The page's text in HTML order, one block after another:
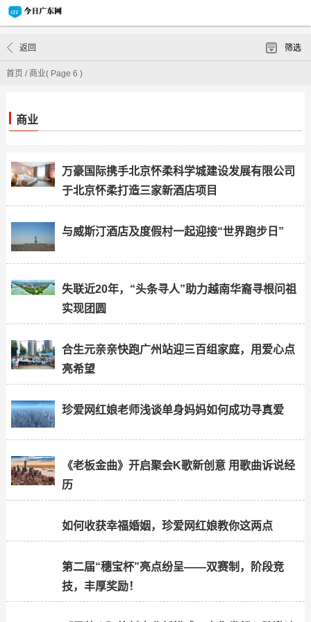
首页 / 商业( Page 6 )
返回 筛选
商业
万豪国际携手北京怀柔科学城建设发展有限公司
于北京怀柔打造三家新酒店项目
与威斯汀酒店及度假村一起迎接“世界跑步日”
失联近20年，“头条寻人”助力越南华裔寻根问祖
实现团圆
合生元亲亲快跑广州站迎三百组家庭，用爱心点
亮希望
珍爱网红娘老师浅谈单身妈妈如何成功寻真爱
《老板金曲》开启聚会K歌新创意 用歌曲诉说经
历
如何收获幸福婚姻，珍爱网红娘教你这两点
第二届“穗宝杯”亮点纷呈——双赛制，阶段竞
技，丰厚奖励！